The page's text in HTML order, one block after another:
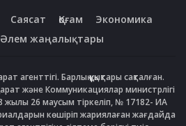
Саясат Қоғам
Экономика
Әлем жаңалықтары
агенттігі. Барлық құқықтары сақталған.
және Коммуникациялар министрлігі
жылы 26 маусым тіркеліп, № 17182- ИА
көшіріп жариялаған жағдайда